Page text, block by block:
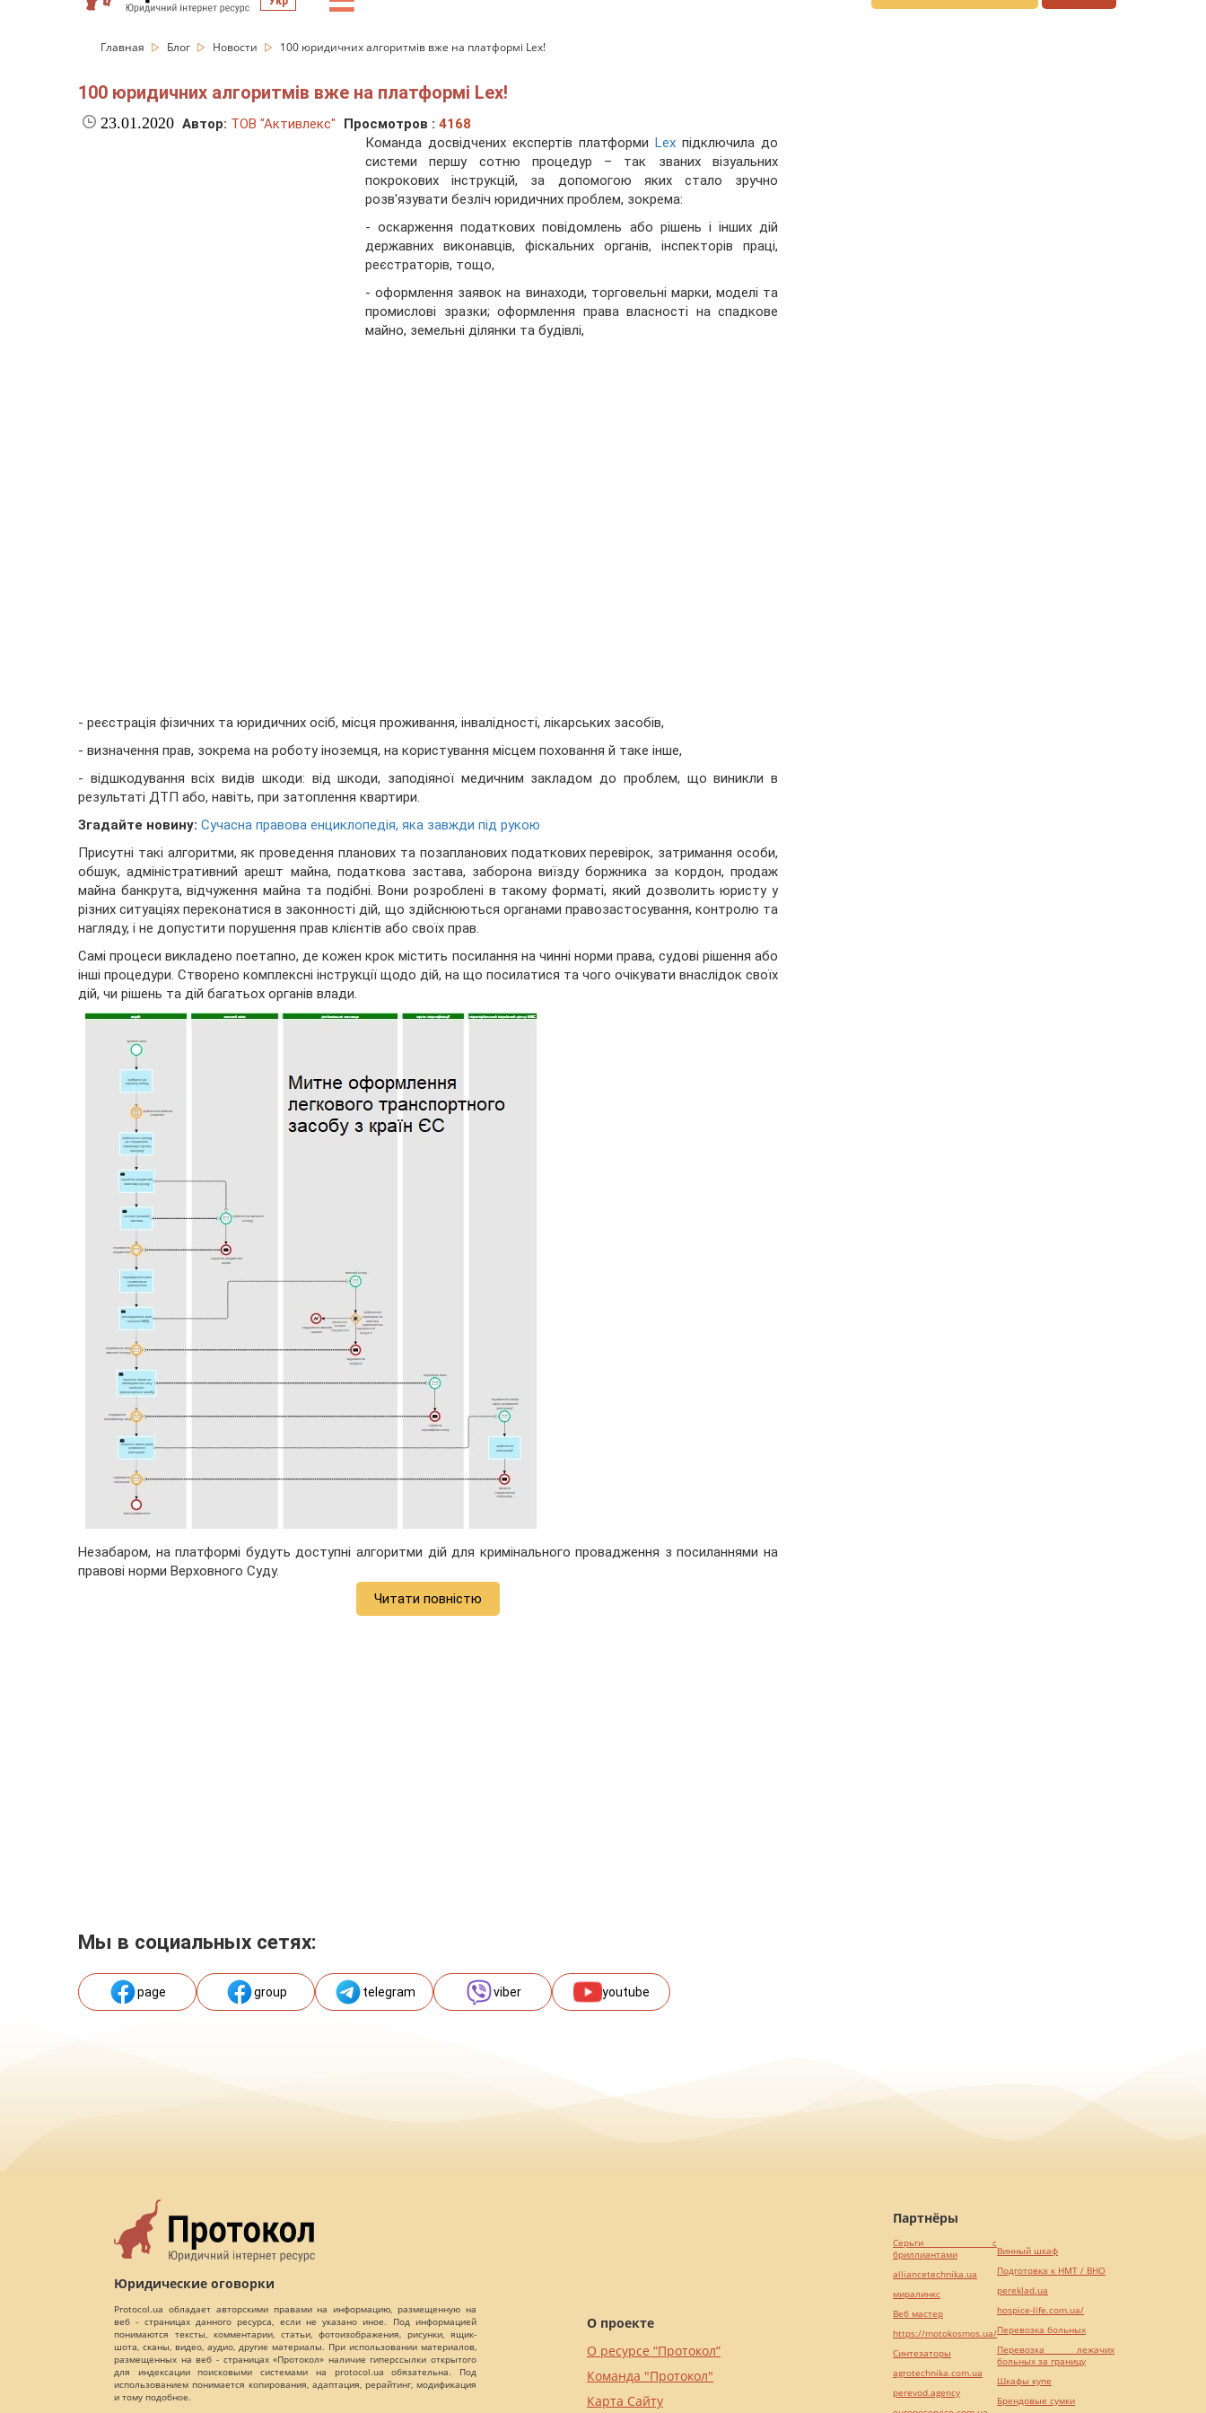
Главная Блог Новости 100 юридичних алгоритмів вже на платформі Lex!
100 юридичних алгоритмів вже на платформі Lex!
23.01.2020 Автор: ТОВ "Активлекс" Просмотров : 4168
Команда досвідчених експертів платформи Lex підключила до
системи першу сотню процедур – так званих візуальних
покрокових інструкцій, за допомогою яких стало зручно
розв'язувати безліч юридичних проблем, зокрема:
- оскарження податкових повідомлень або рішень і інших дій
державних виконавців, фіскальних органів, інспекторів праці,
реєстраторів, тощо,
- оформлення заявок на винаходи, торговельні марки, моделі та
промислові зразки; оформлення права власності на спадкове
майно, земельні ділянки та будівлі,
- реєстрація фізичних та юридичних осіб, місця проживання, інвалідності, лікарських засобів,
- визначення прав, зокрема на роботу іноземця, на користування місцем поховання й таке інше,
- відшкодування всіх видів шкоди: від шкоди, заподіяної медичним закладом до проблем, що виникли в
результаті ДТП або, навіть, при затоплення квартири.
Згадайте новину: Сучасна правова енциклопедія, яка завжди під рукою
Присутні такі алгоритми, як проведення планових та позапланових податкових перевірок, затримання особи,
обшук, адміністративний арешт майна, податкова застава, заборона виїзду боржника за кордон, продаж
майна банкрута, відчуження майна та подібні. Вони розроблені в такому форматі, який дозволить юристу у
різних ситуаціях переконатися в законності дій, що здійснюються органами правозастосування, контролю та
нагляду, і не допустити порушення прав клієнтів або своїх прав.
Самі процеси викладено поетапно, де кожен крок містить посилання на чинні норми права, судові рішення або
інші процедури. Створено комплексні інструкції щодо дій, на що посилатися та чого очікувати внаслідок своїх
дій, чи рішень та дій багатьох органів влади.
Незабаром, на платформі будуть доступні алгоритми дій для кримінального провадження з посиланнями на
правові норми Верховного Суду.
Читати повністю
Мы в социальных сетях:
page group telegram viber youtube
Юридические оговорки
Protocol.ua обладает авторскими правами на информацию, размещенную на
веб - страницах данного ресурса, если не указано иное. Под информацией
понимаются тексты, комментарии, статьи, фотоизображения, рисунки, ящик-
шота, сканы, видео, аудио, другие материалы. При использовании материалов,
размещенных на веб - страницах «Протокол» наличие гиперссылки открытого
для индексации поисковыми системами на protocol.ua обязательна. Под
использованием понимается копирования, адаптация, рерайтинг, модификация
и тому подобное.
О проекте
О ресурсе “Протокол”
Команда "Протокол"
Карта Сайту
Партнёры
Серьги с
бриллиантами
alliancetechnika.ua
миралинкс
Веб мастер
https://motokosmos.ua/
Синтезаторы
agrotechnika.com.ua
perevod.agency
Винный шкаф
Подготовка к НМТ / ВНО
pereklad.ua
hospice-life.com.ua/
Перевозка больных
Перевозка лежачих
больных за границу
Шкафы купе
Брендовые сумки